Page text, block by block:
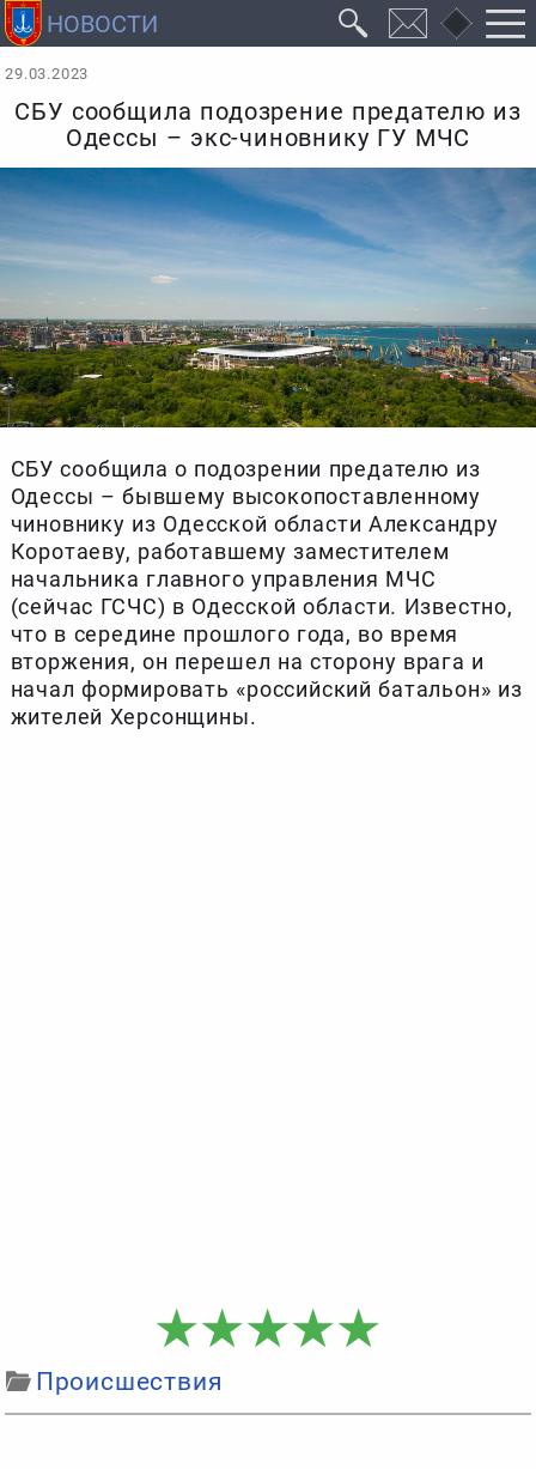
29.03.2023
СБУ сообщила подозрение предателю из
Одессы – экс-чиновнику ГУ МЧС
СБУ сообщила о подозрении предателю из
Одессы – бывшему высокопоставленному
чиновнику из Одесской области Александру
Коротаеву, работавшему заместителем
начальника главного управления МЧС
(сейчас ГСЧС) в Одесской области. Известно,
что в середине прошлого года, во время
вторжения, он перешел на сторону врага и
начал формировать «российский батальон» из
жителей Херсонщины.
Происшествия